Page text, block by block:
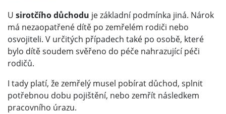
U sirotčího důchodu je základní podmínka jiná. Nárok
má nezaopatřené dítě po zemřelém rodiči nebo
osvojiteli. V určitých případech také po osobě, které
bylo dítě soudem svěřeno do péče nahrazující péči
rodičů.
I tady platí, že zemřelý musel pobírat důchod, splnit
potřebnou dobu pojištění, nebo zemřít následkem
pracovního úrazu.